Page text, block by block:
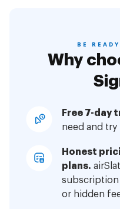
BE
Why
Free 7-day
need and try
Honest
plans.
subscription
or hidden